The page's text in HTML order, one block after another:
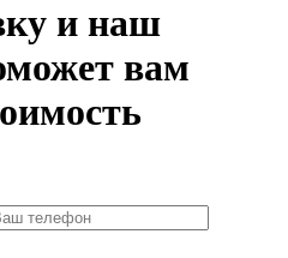
и наш
вам